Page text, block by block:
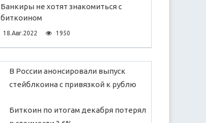
Банкиры не хотят знакомиться с
биткоином
18.Авг.2022 1950
В России анонсировали выпуск
стейблкоина с привязкой к рублю
Биткоин по итогам декабря потерял